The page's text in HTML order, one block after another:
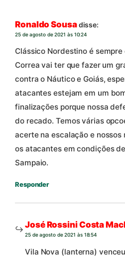
Ronaldo Sousadisse:
25 de agosto de 2021 às 10:24
Clássico Nordestino é
Correa vai ter que fazer um
contra o Náutico e Goiás,
atacantes estejam em um
finalizações porque nossa
do recado. Temos várias
acerte na escalação e
os atacantes em condições
Sampaio.
Responder
José Rossini Costa
25 de agosto de 2021 às 18:54
Vila Nova (lanterna)